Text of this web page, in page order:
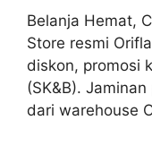
Belanja Hemat,
Store resmi
diskon, promosi
(SK&B).
dari warehouse